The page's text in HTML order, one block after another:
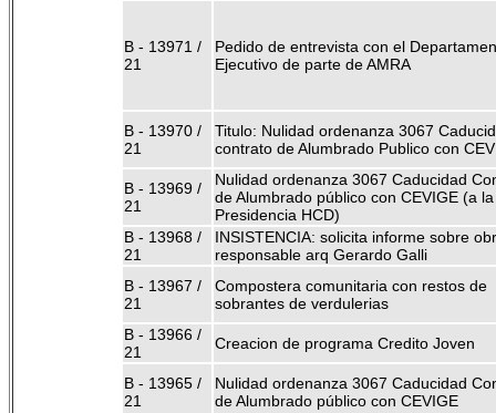
B - 13971 /
21
Pedido de entrevista con el
Ejecutivo de parte de AMRA
B - 13970 /
21
Titulo: Nulidad ordenanza 3067
contrato de Alumbrado Publico con
B - 13969 /
21
Nulidad ordenanza 3067 Caducidad
de Alumbrado público con CEVIGE (a la
Presidencia HCD)
B - 13968 /
21
INSISTENCIA: solicita informe sobre
responsable arq Gerardo Galli
B - 13967 /
21
Compostera comunitaria con restos de
sobrantes de verdulerias
B - 13966 /
21
Creacion de programa Credito Joven
B - 13965 /
21
Nulidad ordenanza 3067 Caducidad
de Alumbrado público con CEVIGE